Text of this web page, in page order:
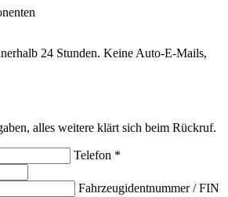
24 Stunden. Keine Auto-E-Mails,
alles weitere klärt sich beim Rückruf.
Telefon *
Fahrzeugidentnummer / FIN